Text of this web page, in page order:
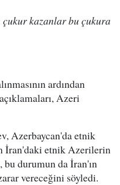
kazanlar bu çukura
ardından
Azeri
Azerbaycan'da etnik
İran'daki etnik Azerilerin
bu durumun da İran'ın
vereceğini söyledi.